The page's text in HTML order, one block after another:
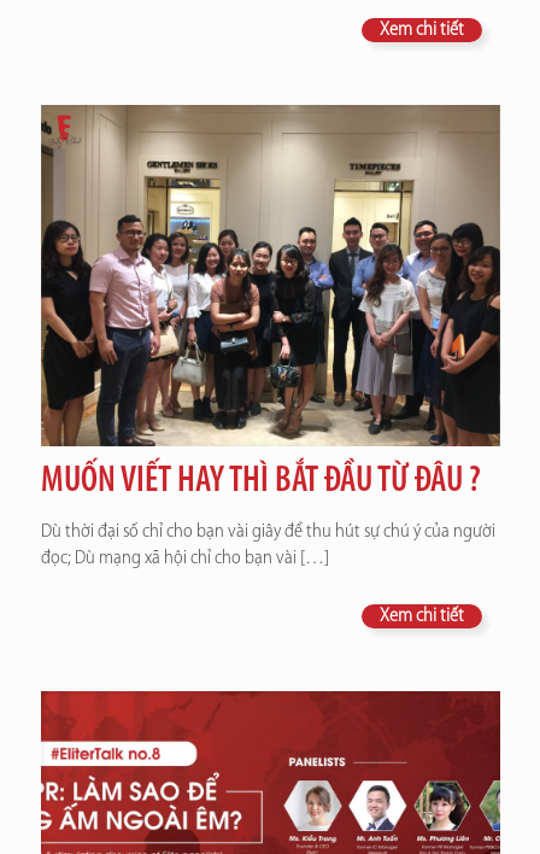
Xem chi tiết
MUỐN VIẾT HAY THÌ BẮT ĐẦU TỪ ĐÂU ?
Dù thời đại số chỉ cho bạn vài giây để thu hút sự chú ý của người
đọc; Dù mạng xã hội chỉ cho bạn vài […]
Xem chi tiết